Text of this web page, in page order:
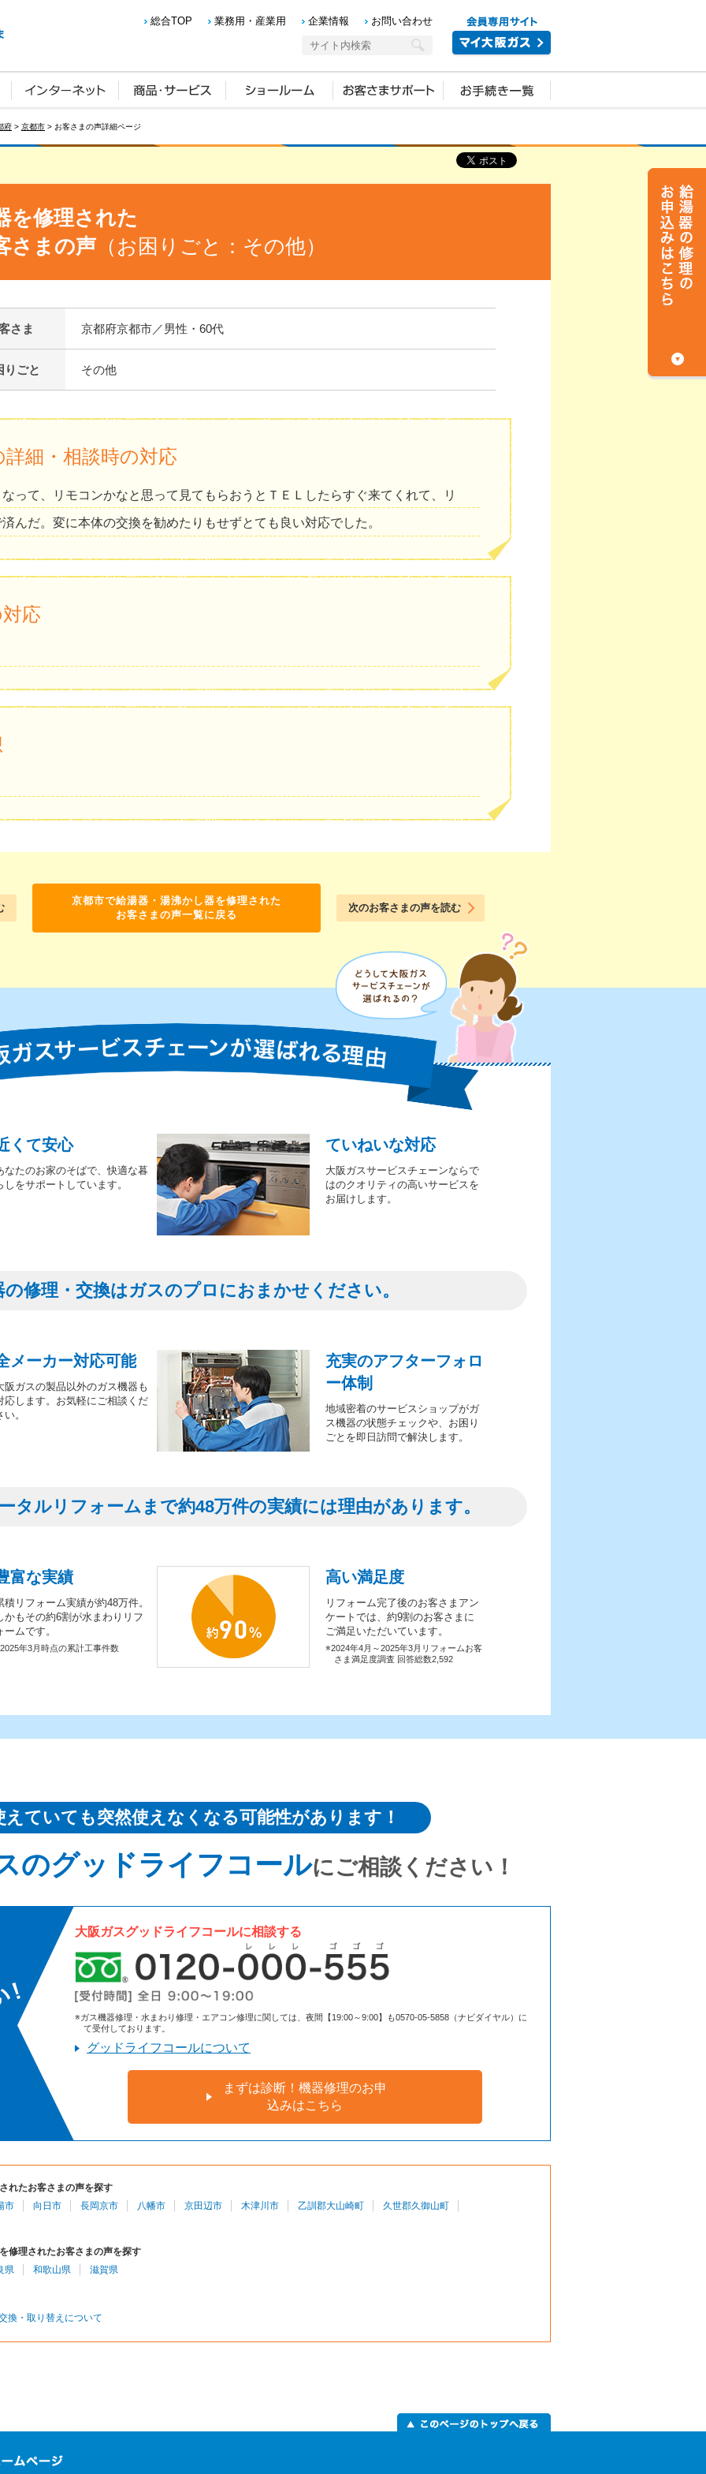
総合TOP 業務用・産業用 企業情報 お問い合わせ
府 > 京都市 > お客さまの声詳細ページ
を修理された
さまの声 （お困りごと：その他）
さま 京都府京都市／男性・60代
りごと その他
細・相談時の対応
って、リモコンかなと思って見てもらおうとＴＥＬしたらすぐ来てくれて、リ
んだ。変に本体の交換を勧めたりもせずとても良い対応でした。
応
京都市で給湯器・湯沸かし器を修理された
お客さまの声一覧に戻る
次のお客さまの声を読む
くて安心
なたのお家のそばで、快適な暮
しをサポートしています。
ていねいな対応
大阪ガスサービスチェーンならで
はのクオリティの高いサービスを
お届けします。
の修理・交換はガスのプロにおまかせください。
メーカー対応可能
阪ガスの製品以外のガス機器も
応します。お気軽にご相談くだ
い。
充実のアフターフォロ
ー体制
地域密着のサービスショップがガ
ス機器の状態チェックや、お困り
ごとを即日訪問で解決します。
タルリフォームまで約48万件の実績には理由があります。
富な実績
積リフォーム実績が約48万件。
かもその約6割が水まわりリフ
ームです。
年3月時点の累計工事件数
高い満足度
リフォーム完了後のお客さまアン
ケートでは、約9割のお客さまに
ご満足いただいています。
※2024年4月～2025年3月リフォームお客
さま満足度調査 回答総数2,592
えていても突然使えなくなる可能性があります！
のグッドライフコールにご相談ください！
大阪ガスグッドライフコールに相談する
※ガス機器修理・水まわり修理・エアコン修理に関しては、夜間【19:00～9:00】も0570-05-5858（ナビダイヤル）に
て受付しております。
グッドライフコールについて
まずは診断！機器修理のお申
込みはこちら
れたお客さまの声を探す
市
向日市 長岡京市 八幡市 京田辺市 木津川市 乙訓郡大山崎町 久世郡久御山町
修理されたお客さまの声を探す
県
和歌山県 滋賀県
換・取り替えについて